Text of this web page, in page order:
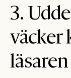
3.
väcker
läsaren